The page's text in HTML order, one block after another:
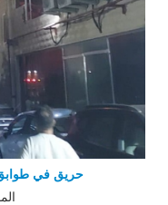
حريق في طوابق